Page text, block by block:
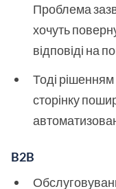
Проблема
хочуть
відповіді на
Тоді
сторінку
B2B